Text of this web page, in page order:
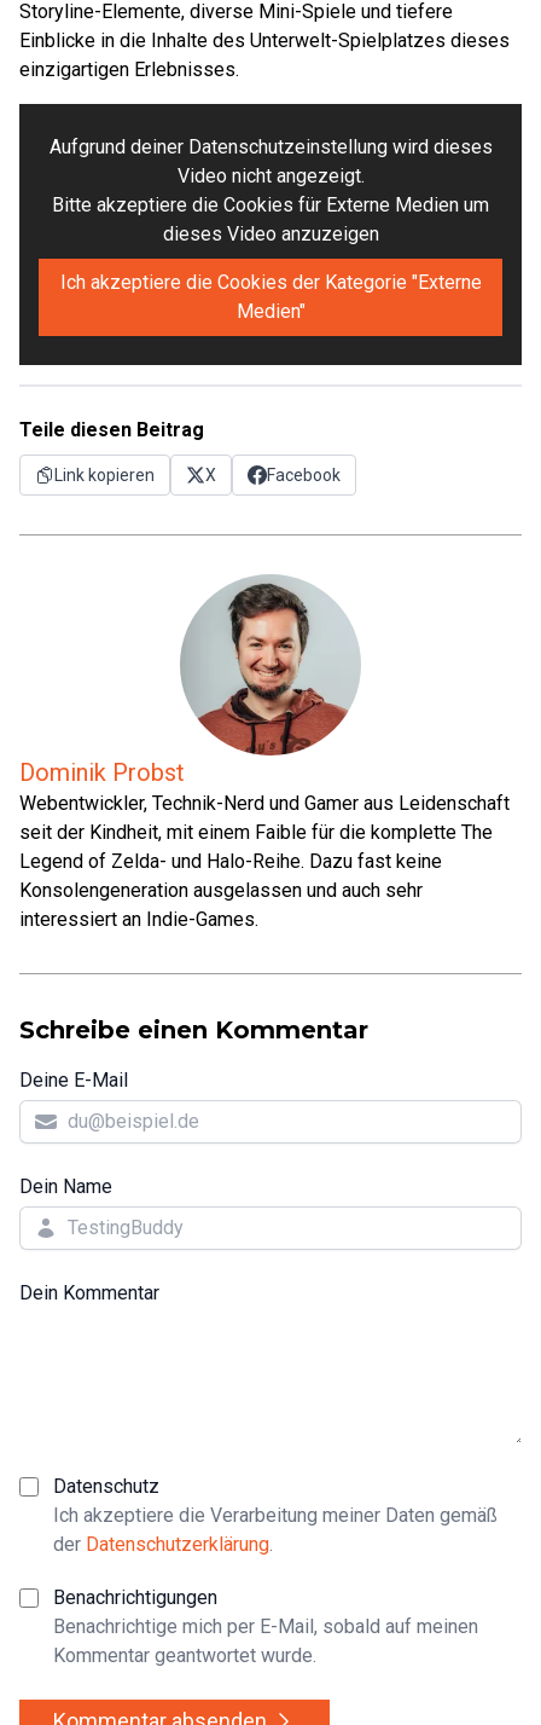
Storyline-Elemente, diverse Mini-Spiele und tiefere
Einblicke in die Inhalte des Unterwelt-Spielplatzes dieses
einzigartigen Erlebnisses.
Aufgrund deiner Datenschutzeinstellung wird dieses
Video nicht angezeigt.
Bitte akzeptiere die Cookies für Externe Medien um
dieses Video anzuzeigen
Ich akzeptiere die Cookies der Kategorie "Externe
Medien"
Teile diesen Beitrag
Link kopieren X Facebook
Dominik Probst
Webentwickler, Technik-Nerd und Gamer aus Leidenschaft
seit der Kindheit, mit einem Faible für die komplette The
Legend of Zelda- und Halo-Reihe. Dazu fast keine
Konsolengeneration ausgelassen und auch sehr
interessiert an Indie-Games.
Schreibe einen Kommentar
Deine E-Mail
Dein Name
Dein Kommentar
Datenschutz
Ich akzeptiere die Verarbeitung meiner Daten gemäß
der Datenschutzerklärung.
Benachrichtigungen
Benachrichtige mich per E-Mail, sobald auf meinen
Kommentar geantwortet wurde.